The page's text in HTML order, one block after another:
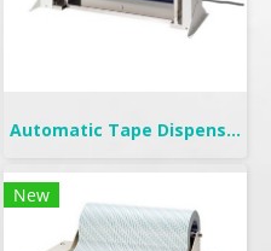
Automatic Tape Dispenser | YCUT-500
New